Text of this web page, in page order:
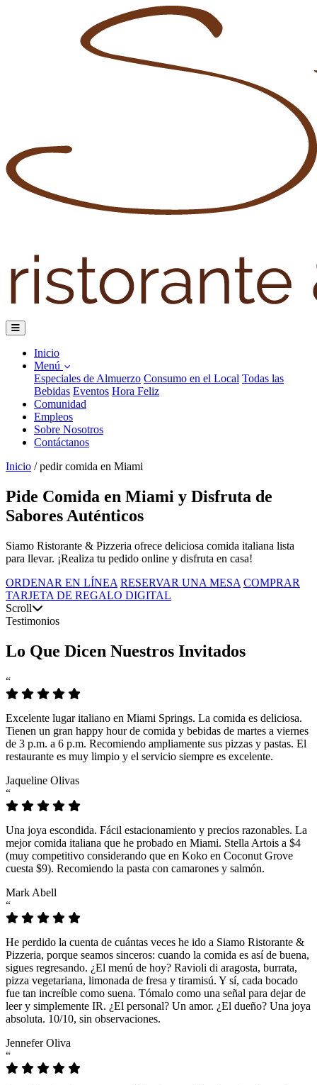
Inicio
Menú
Especiales de Almuerzo Consumo en el Local Todas las
Bebidas Eventos Hora Feliz
Comunidad
Empleos
Sobre Nosotros
Contáctanos
Inicio / pedir comida en Miami
Pide Comida en Miami y Disfruta de
Sabores Auténticos
Siamo Ristorante & Pizzeria ofrece deliciosa comida italiana lista
para llevar. ¡Realiza tu pedido online y disfruta en casa!
ORDENAR EN LÍNEA RESERVAR UNA MESA COMPRAR
TARJETA DE REGALO DIGITAL
Scroll
Testimonios
Lo Que Dicen Nuestros Invitados
“
Excelente lugar italiano en Miami Springs. La comida es deliciosa.
Tienen un gran happy hour de comida y bebidas de martes a viernes
de 3 p.m. a 6 p.m. Recomiendo ampliamente sus pizzas y pastas. El
restaurante es muy limpio y el servicio siempre es excelente.
Jaqueline Olivas
“
Una joya escondida. Fácil estacionamiento y precios razonables. La
mejor comida italiana que he probado en Miami. Stella Artois a $4
(muy competitivo considerando que en Koko en Coconut Grove
cuesta $9). Recomiendo la pasta con camarones y salmón.
Mark Abell
“
He perdido la cuenta de cuántas veces he ido a Siamo Ristorante &
Pizzeria, porque seamos sinceros: cuando la comida es así de buena,
sigues regresando. ¿El menú de hoy? Ravioli di aragosta, burrata,
pizza vegetariana, limonada de fresa y tiramisú. Y sí, cada bocado
fue tan increíble como suena. Tómalo como una señal para dejar de
leer y simplemente IR. ¿El personal? Un amor. ¿El dueño? Una joya
absoluta. 10/10, sin observaciones.
Jennefer Oliva
“